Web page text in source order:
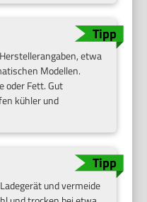
etwa
Modellen.
oder Fett. Gut
kühler und
und vermeide